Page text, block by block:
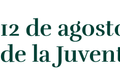
12 de
de la